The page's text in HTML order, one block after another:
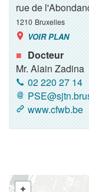
rue de
1210 Bruxelles
VOIR PLAN
Docteur
Mr. Alain Zadina
02 220 27 14
www.cfwb.be